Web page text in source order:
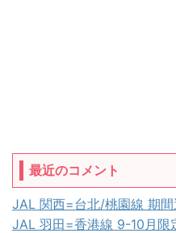
最近のコメント
JAL 関西=台北/桃園線 期
JAL 羽田=香港線 9-10月限